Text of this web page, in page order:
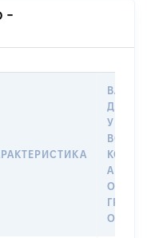
-
ДАТУ
У
АБО